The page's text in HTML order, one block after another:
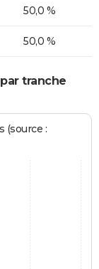
50,0 %
50,0 %
tranche
(source :